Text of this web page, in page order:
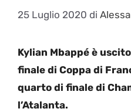
25 Luglio 2020 di
Kylian Mbappé è
finale di Coppa di
quarto di finale di
l’Atalanta.